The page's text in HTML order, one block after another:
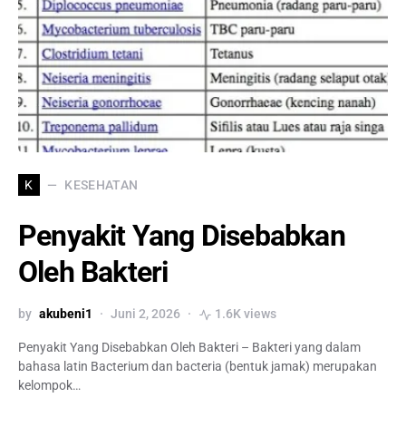
K KESEHATAN
Penyakit Yang Disebabkan
Oleh Bakteri
by akubeni1 Juni 2, 2026 1.6K views
Penyakit Yang Disebabkan Oleh Bakteri – Bakteri yang dalam
bahasa latin Bacterium dan bacteria (bentuk jamak) merupakan
kelompok…